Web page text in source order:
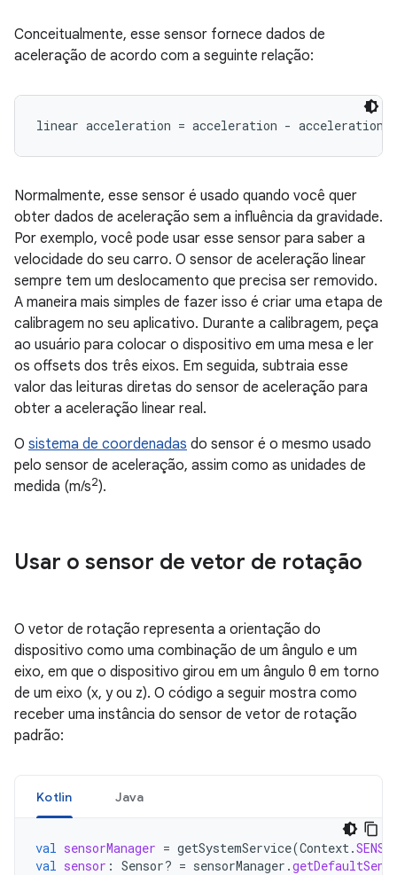
Conceitualmente, esse sensor fornece dados de
aceleração de acordo com a seguinte relação:
Normalmente, esse sensor é usado quando você quer
obter dados de aceleração sem a influência da gravidade.
Por exemplo, você pode usar esse sensor para saber a
velocidade do seu carro. O sensor de aceleração linear
sempre tem um deslocamento que precisa ser removido.
A maneira mais simples de fazer isso é criar uma etapa de
calibragem no seu aplicativo. Durante a calibragem, peça
ao usuário para colocar o dispositivo em uma mesa e ler
os offsets dos três eixos. Em seguida, subtraia esse
valor das leituras diretas do sensor de aceleração para
obter a aceleração linear real.
O sistema de coordenadas do sensor é o mesmo usado
pelo sensor de aceleração, assim como as unidades de
medida (m/s2).
Usar o sensor de vetor de rotação
O vetor de rotação representa a orientação do
dispositivo como uma combinação de um ângulo e um
eixo, em que o dispositivo girou em um ângulo θ em torno
de um eixo (x, y ou z). O código a seguir mostra como
receber uma instância do sensor de vetor de rotação
padrão:
Kotlin Java
val sensorManager = getSystemService(Context .
val sensor : Sensor? = sensorManager .